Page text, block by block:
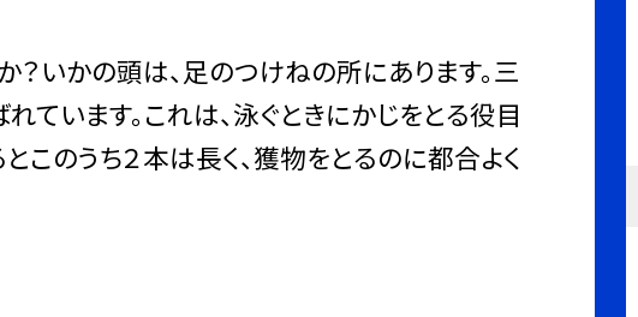
いかの頭は、足のつけねの所にあります。三
ています。これは、泳ぐときにかじをとる役目
このうち２本は長く、獲物をとるのに都合よく